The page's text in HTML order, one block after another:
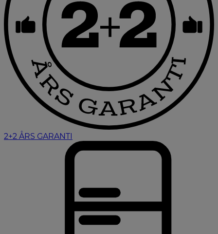
2+2 ÅRS GARANTI